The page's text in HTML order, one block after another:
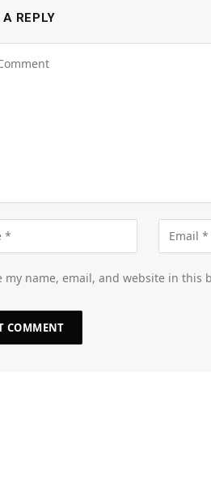
REPLY
my name, email, and website in